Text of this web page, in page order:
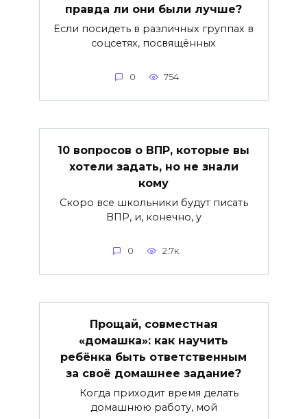
правда ли они были лучше?
Если посидеть в различных группах в
соцсетях, посвящённых
0 754
10 вопросов о ВПР, которые вы
хотели задать, но не знали
кому
Скоро все школьники будут писать
ВПР, и, конечно, у
0 2.7к.
Прощай, совместная
«домашка»: как научить
ребёнка быть ответственным
за своё домашнее задание?
Когда приходит время делать
домашнюю работу, мой